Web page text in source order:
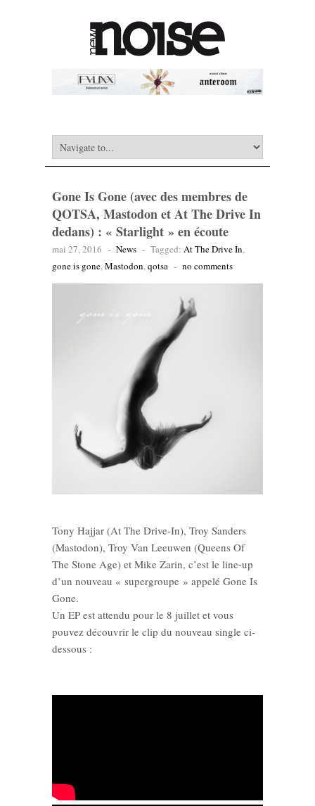
Gone Is Gone (avec des membres de
QOTSA, Mastodon et At The Drive In
dedans) : « Starlight » en écoute
mai 27, 2016 - News - Tagged: At The Drive In,
gone is gone,Mastodon,qotsa - no comments
Tony Hajjar (At The Drive-In), Troy Sanders
(Mastodon), Troy Van Leeuwen (Queens Of
The Stone Age) et Mike Zarin, c’est le line-up
d’un nouveau « supergroupe » appelé Gone Is
Gone.
Un EP est attendu pour le 8 juillet et vous
pouvez découvrir le clip du nouveau single ci-
dessous :